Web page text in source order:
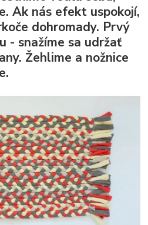
Ak nás efekt uspokojí,
dohromady. Prvý
- snažíme sa udržať
Žehlime a nožnice